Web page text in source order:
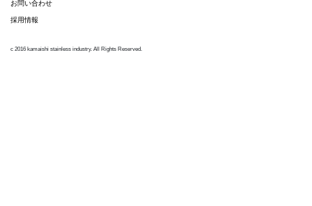
お問い合わせ
採用情報
c 2016 kamaishi stainless industry. All Rights Reserved.